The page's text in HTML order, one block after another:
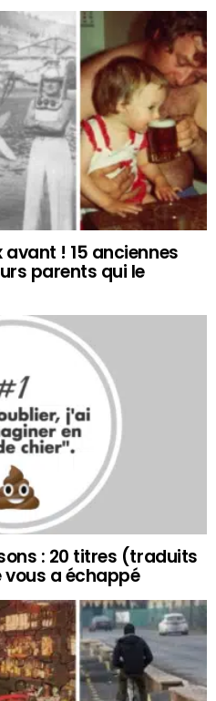
avant ! 15 anciennes
parents qui le
: 20 titres (traduits
a échappé